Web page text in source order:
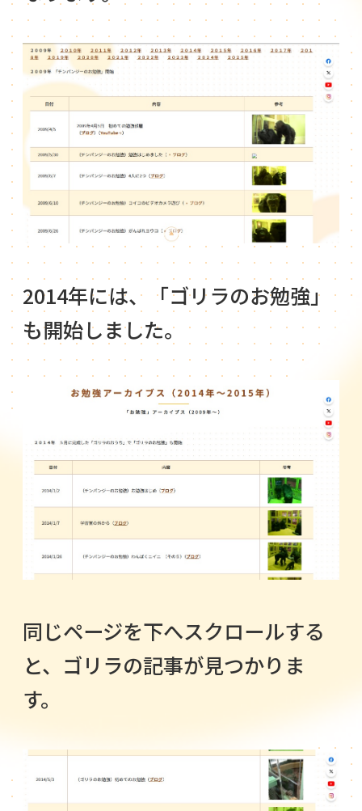
2014年には、「ゴリラのお勉強」
も開始しました。
同じページを下へスクロールする
と、ゴリラの記事が見つかりま
す。